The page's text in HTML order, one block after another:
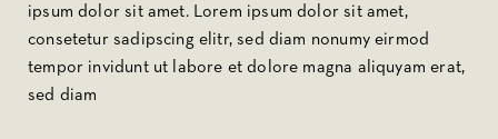
ipsum dolor sit amet. Lorem ipsum dolor sit amet,
consetetur sadipscing elitr, sed diam nonumy eirmod
tempor invidunt ut labore et dolore magna aliquyam erat,
sed diam